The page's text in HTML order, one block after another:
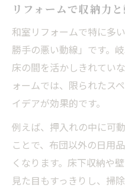
リフォームで収納力
和室リフォームで特に多
勝手の悪い動線」です。
床の間を活かしきれてい
ォームでは、限られたス
イデアが効果的です。
例えば、押入れの中に可
ことで、布団以外の日用
くなります。床下収納や
見た目もすっきりし、掃